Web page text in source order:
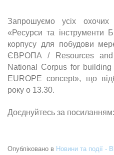
Запрошуємо усіх охочих
«Ресурси та інструменти
корпусу для побудови
ЄВРОПА / Resources and
National Corpus for
EUROPE concept», що
року о 13.30.
Доєднуйтесь за посиланням:
Опубліковано в Новини та події -